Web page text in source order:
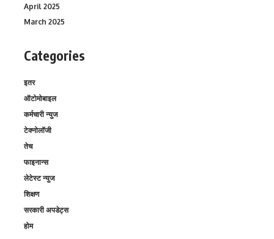
April 2025
March 2025
Categories
इतर
ऑटोमोबाइल
कर्मचारी न्युज
टेक्नोलॉजी
तेच
फाइनान्स
लेटेस्ट न्युज
शिक्षण
सरकारी अपडेट्स
होम